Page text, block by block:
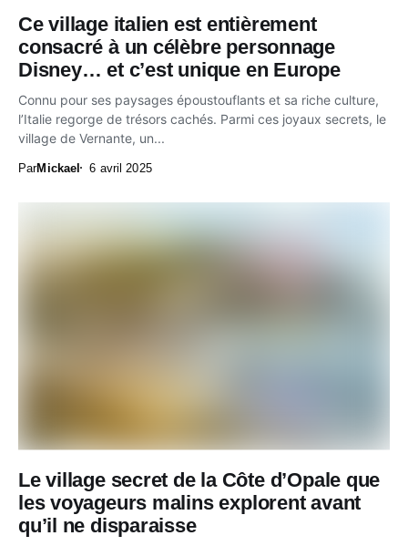
Ce village italien est entièrement
consacré à un célèbre personnage
Disney… et c’est unique en Europe
Connu pour ses paysages époustouflants et sa riche culture,
l’Italie regorge de trésors cachés. Parmi ces joyaux secrets, le
village de Vernante, un...
ParMickael 6 avril 2025
Le village secret de la Côte d’Opale que
les voyageurs malins explorent avant
qu’il ne disparaisse